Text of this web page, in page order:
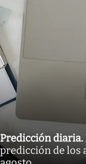
Predicción diaria.
predicción de los